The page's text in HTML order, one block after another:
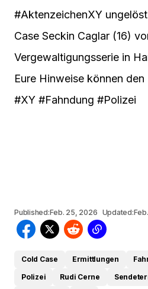
#AktenzeichenXY
Case Seckin Caglar (16)
Vergewaltigungsserie in
Eure Hinweise können
#XY #Fahndung #Polizei
Published:Feb. 25, 2026 Updated:
Cold Case Ermittlungen
Polizei
Rudi Cerne